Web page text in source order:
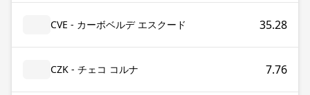
CVE - カーボベルデ エスクード 35.28
CZK - チェコ コルナ 7.76